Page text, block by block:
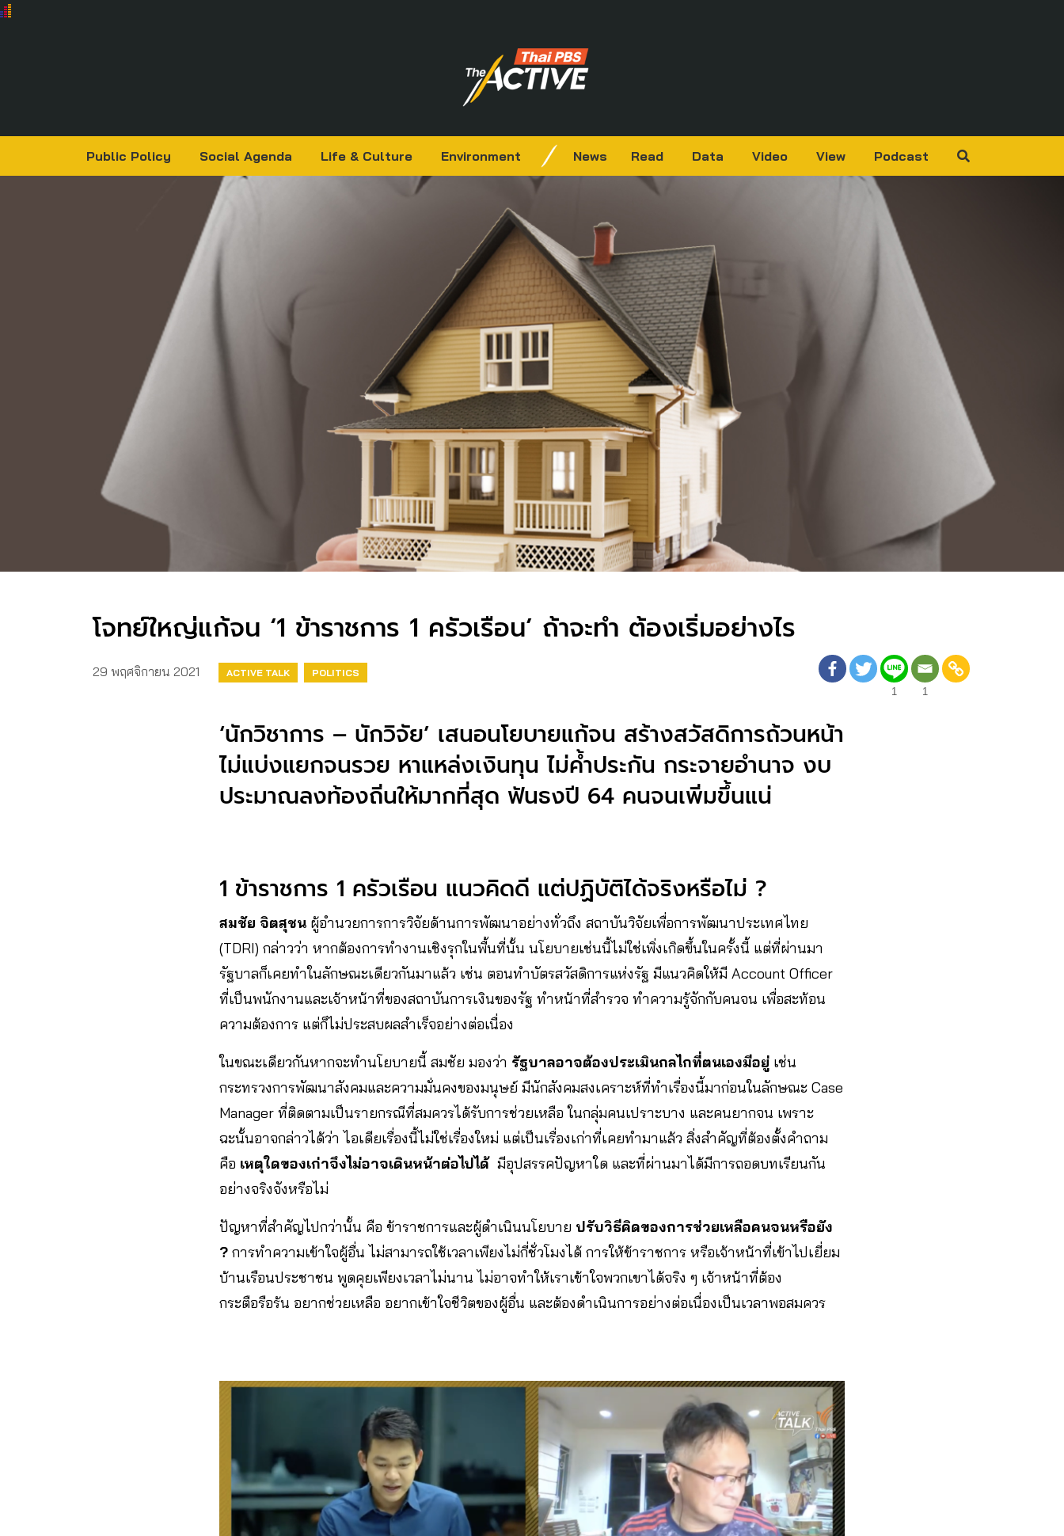
Public Policy Social Agenda Life & Culture Environment News Read Data Video View Podcast
โจทย์ใหญ่แก้จน ‘1 ข้าราชการ 1 ครัวเรือน’ ถ้าจะทำ ต้องเริ่มอย่างไร
29 พฤศจิกายน 2021 ACTIVE TALK
POLITICS
1
1
‘นักวิชาการ – นักวิจัย’ เสนอนโยบายแก้จน สร้างสวัสดิการถ้วนหน้า
ไม่แบ่งแยกจนรวย หาแหล่งเงินทุน ไม่ค้ำประกัน กระจายอำนาจ งบ
ประมาณลงท้องถิ่นให้มากที่สุด ฟันธงปี 64 คนจนเพิ่มขึ้นแน่
1 ข้าราชการ 1 ครัวเรือน แนวคิดดี แต่ปฏิบัติได้จริงหรือไม่ ?
สมชัย จิตสุชน ผู้อำนวยการการวิจัยด้านการพัฒนาอย่างทั่วถึง สถาบันวิจัยเพื่อการพัฒนาประเทศไทย
(TDRI) กล่าวว่า หากต้องการทำงานเชิงรุกในพื้นที่นั้น นโยบายเช่นนี้ไม่ใช่เพิ่งเกิดขึ้นในครั้งนี้ แต่ที่ผ่านมา
รัฐบาลก็เคยทำในลักษณะเดียวกันมาแล้ว เช่น ตอนทำบัตรสวัสดิการแห่งรัฐ มีแนวคิดให้มี Account Officer
ที่เป็นพนักงานและเจ้าหน้าที่ของสถาบันการเงินของรัฐ ทำหน้าที่สำรวจ ทำความรู้จักกับคนจน เพื่อสะท้อน
ความต้องการ แต่ก็ไม่ประสบผลสำเร็จอย่างต่อเนื่อง
ในขณะเดียวกันหากจะทำนโยบายนี้ สมชัย มองว่า รัฐบาลอาจต้องประเมินกลไกที่ตนเองมีอยู่ เช่น
กระทรวงการพัฒนาสังคมและความมั่นคงของมนุษย์ มีนักสังคมสงเคราะห์ที่ทำเรื่องนี้มาก่อนในลักษณะ Case
Manager ที่ติดตามเป็นรายกรณีที่สมควรได้รับการช่วยเหลือ ในกลุ่มคนเปราะบาง และคนยากจน เพราะ
ฉะนั้นอาจกล่าวได้ว่า ไอเดียเรื่องนี้ไม่ใช่เรื่องใหม่ แต่เป็นเรื่องเก่าที่เคยทำมาแล้ว สิ่งสำคัญที่ต้องตั้งคำถาม
คือ เหตุใดของเก่าจึงไม่อาจเดินหน้าต่อไปได้ มีอุปสรรคปัญหาใด และที่ผ่านมาได้มีการถอดบทเรียนกัน
อย่างจริงจังหรือไม่
ปัญหาที่สำคัญไปกว่านั้น คือ ข้าราชการและผู้ดำเนินนโยบาย ปรับวิธีคิดของการช่วยเหลือคนจนหรือยัง
? การทำความเข้าใจผู้อื่น ไม่สามารถใช้เวลาเพียงไม่กี่ชั่วโมงได้ การให้ข้าราชการ หรือเจ้าหน้าที่เข้าไปเยี่ยม
บ้านเรือนประชาชน พูดคุยเพียงเวลาไม่นาน ไม่อาจทำให้เราเข้าใจพวกเขาได้จริง ๆ เจ้าหน้าที่ต้อง
กระตือรือร้น อยากช่วยเหลือ อยากเข้าใจชีวิตของผู้อื่น และต้องดำเนินการอย่างต่อเนื่องเป็นเวลาพอสมควร